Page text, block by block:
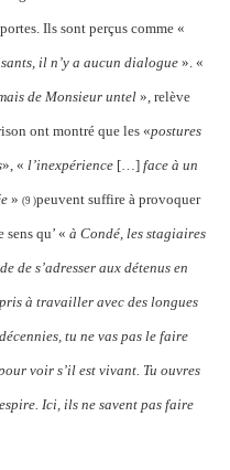
Ils sont perçus comme «
il n’y a aucun dialogue ». «
de Monsieur untel », relève
ont montré que les «postures
», « l’inexpérience […] face à un
» (9 )peuvent suffire à provoquer
qu’ « à Condé, les stagiaires
de s’adresser aux détenus en
à travailler avec des longues
tu ne vas pas le faire
voir s’il est vivant. Tu ouvres
Ici, ils ne savent pas faire